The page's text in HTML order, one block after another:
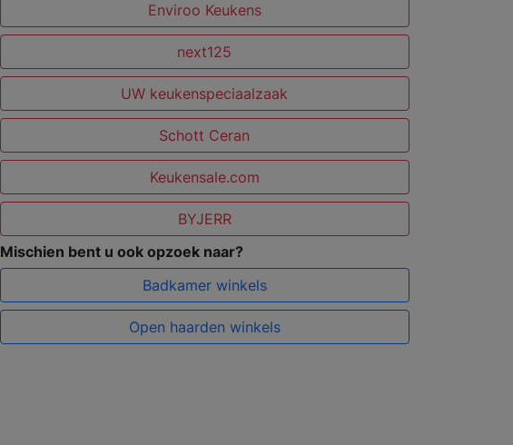
Enviroo Keukens
next125
UW keukenspeciaalzaak
Schott Ceran
Keukensale.com
BYJERR
Mischien bent u ook opzoek naar?
Badkamer winkels
Open haarden winkels